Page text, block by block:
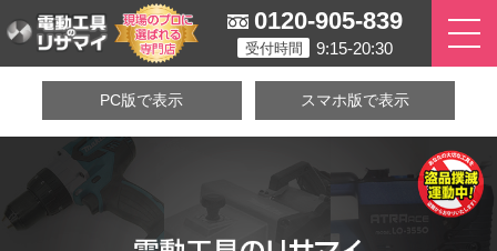
0120-905-839
受付時間 9:15-20:30
PC版で表示 スマホ版で表示